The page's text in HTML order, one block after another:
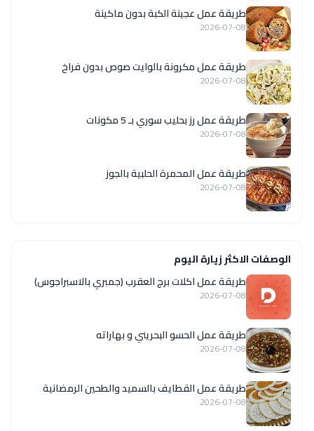
طريقة عمل عجينة الكبة بدون ماكينة
2026-07-08
طريقة عمل مكرونة بالوايت صوص بدون فراخ
2026-07-08
طريقة عمل رز بحليب سوري بـ 5 مكونات
2026-07-08
طريقة عمل المحمرة الحلبية بالجوز
2026-07-08
الوصفات الاكثر زيارة اليوم
طريقة عمل اكلات برج العقرب (جمبري بالاسبراجوس)
2026-07-08
طريقة عمل الحسو البحريني و بهاراته
2026-07-08
طريقة عمل القطايف بالسميد والطحين الرمضانية
2026-07-08